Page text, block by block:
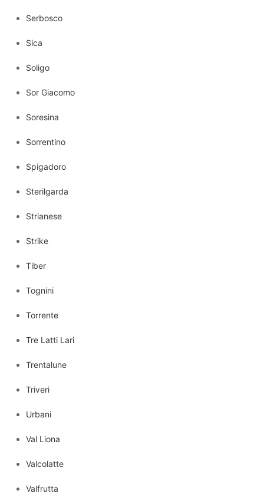
Serbosco
Sica
Soligo
Sor Giacomo
Soresina
Sorrentino
Spigadoro
Sterilgarda
Strianese
Strike
Tiber
Tognini
Torrente
Tre Latti Lari
Trentalune
Triveri
Urbani
Val Liona
Valcolatte
Valfrutta